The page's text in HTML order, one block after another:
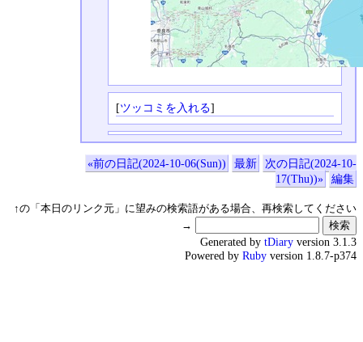
[ツッコミを入れる]
«前の日記(2024-10-06(Sun)) 最新
次の日記(2024-10-
17(Thu))»
編集
↑の「本日のリンク元」に望みの検索語がある場合、再検索してください
→
Generated by tDiary version 3.1.3
Powered by Ruby version 1.8.7-p374